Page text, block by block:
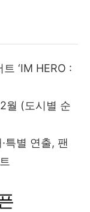
‘IM HERO :
월 (도시별 순
특별 연출, 팬